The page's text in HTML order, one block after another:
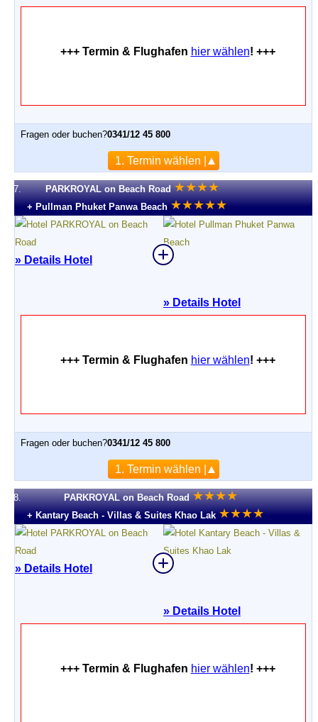
+++ Termin & Flughafen hier wählen! +++
Fragen oder buchen?0341/12 45 800
1. Termin wählen |
7. PARKROYAL on Beach Road ★★★★
+ Pullman Phuket Panwa Beach ★★★★★
» Details Hotel
» Details Hotel
+++ Termin & Flughafen hier wählen! +++
Fragen oder buchen?0341/12 45 800
1. Termin wählen |
8. PARKROYAL on Beach Road ★★★★
+ Kantary Beach - Villas & Suites Khao Lak ★★★★
» Details Hotel
» Details Hotel
+++ Termin & Flughafen hier wählen! +++